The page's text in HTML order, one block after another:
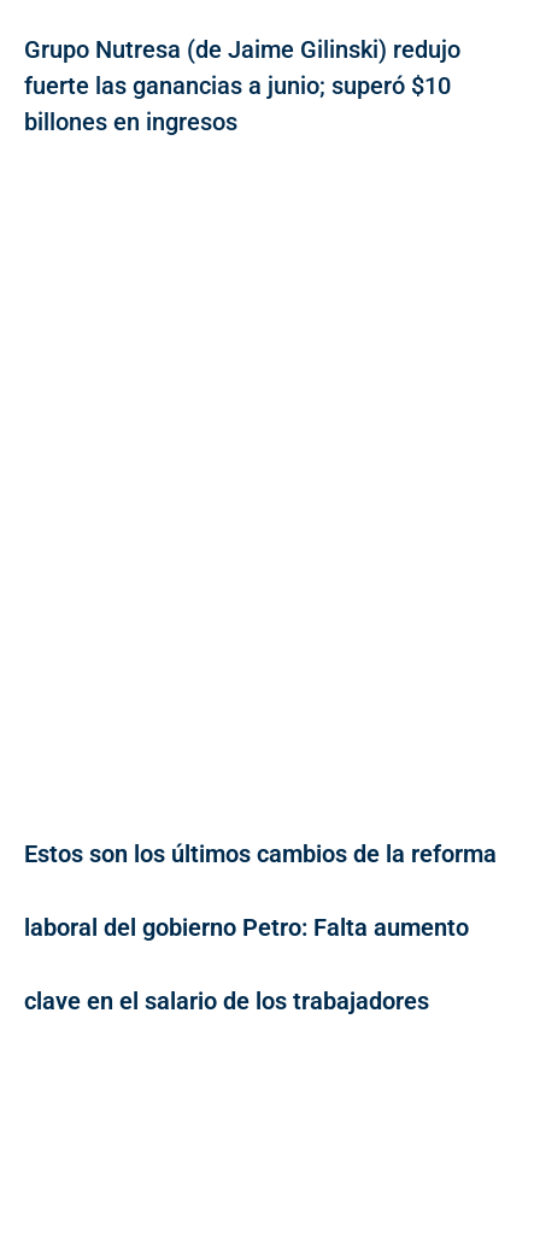
Grupo Nutresa (de Jaime Gilinski) redujo
fuerte las ganancias a junio; superó $10
billones en ingresos
Estos son los últimos cambios de la reforma
laboral del gobierno Petro: Falta aumento
clave en el salario de los trabajadores